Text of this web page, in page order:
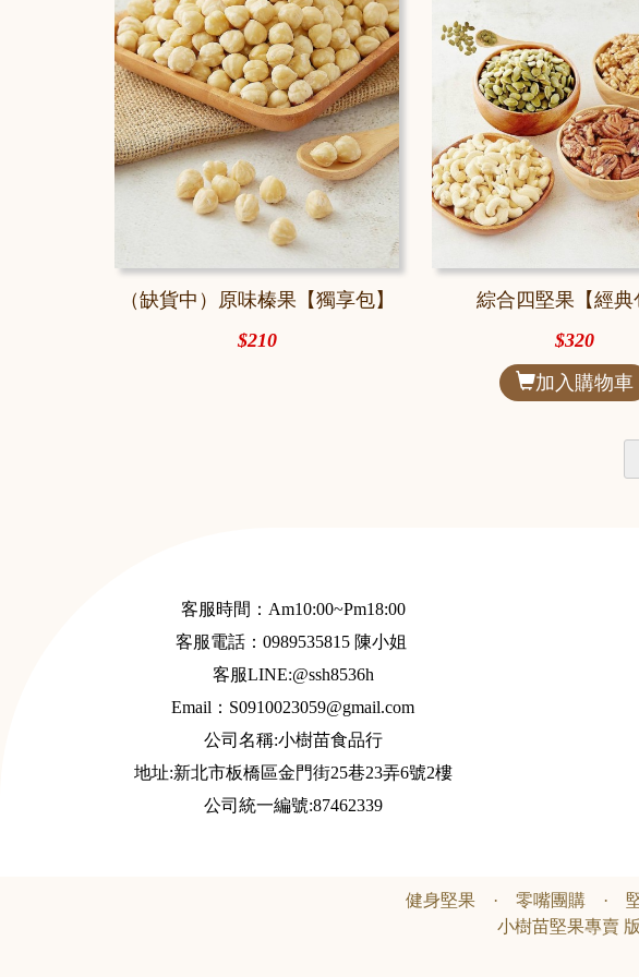
（缺貨中）原味榛果【獨享包】
$210
綜合四堅果【經典
$320
加入購物車
客服時間：Am10:00~Pm18:00
客服電話： 0989535815陳小姐
客服LINE:@ssh8536h
Email：S0910023059@gmail.com
公司名稱:小樹苗食品行
地址:新北市板橋區金門街25巷23弄6號2樓
公司統一編號:87462339
健身堅果· 零嘴團購·
小樹苗堅果專賣